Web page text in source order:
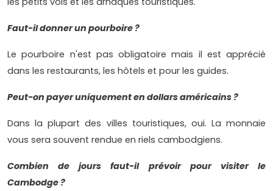
Faut-il donner un pourboire ?
Le pourboire n'est pas obligatoire mais il est apprécié
dans les restaurants, les hôtels et pour les guides.
Peut-on payer uniquement en dollars américains ?
Dans la plupart des villes touristiques, oui. La monnaie
vous sera souvent rendue en riels cambodgiens.
Combien de jours faut-il prévoir pour visiter le
Cambodge ?